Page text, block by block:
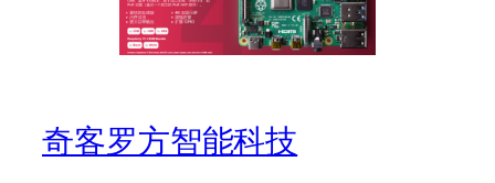
奇客罗方智能科技